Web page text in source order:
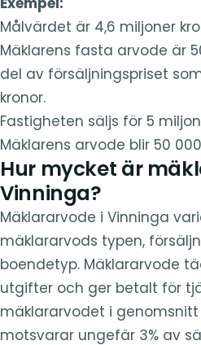
Målvärdet är 4,6 miljoner
Mäklarens fasta arvode är
del av försäljningspriset
kronor.
Fastigheten säljs för 5
Mäklarens arvode blir 50
Hur mycket är
Vinninga?
Mäklararvode i Vinninga
mäklararvods typen,
boendetyp. Mäklararvode
utgifter och ger betalt för
mäklararvodet i genomsnitt
motsvarar ungefär 3% av